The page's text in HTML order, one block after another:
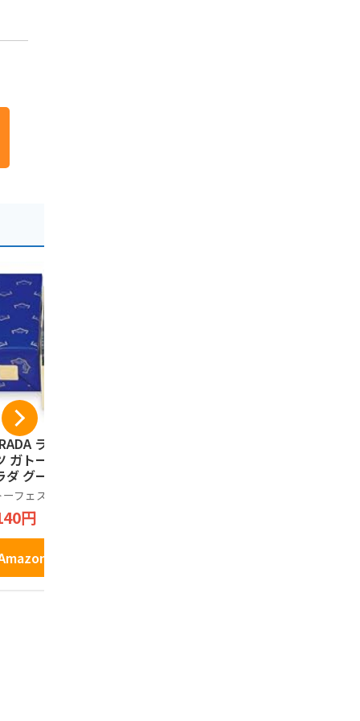
ラスク スイ
ガトーフェスタ
ダ グーテ デ ロ
４１３袋 ２６枚
フェスタハラダ
円
で見る